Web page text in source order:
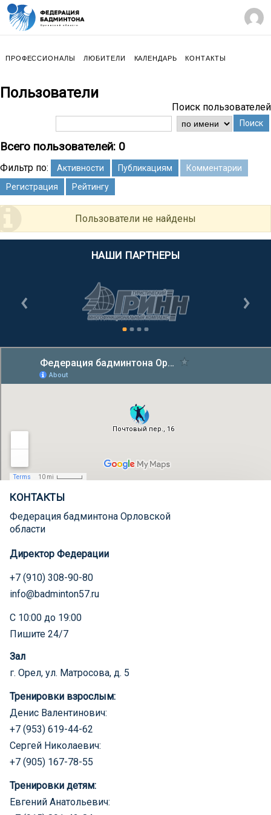
ПРОФЕССИОНАЛЫ ЛЮБИТЕЛИ КАЛЕНДАРЬ КОНТАКТЫ
Пользователи
Поиск пользователей
Поиск
Всего пользователей: 0
Фильтр по: Активности Публикациям
Комментарии
Регистрация
Рейтингу
Пользователи не найдены
НАШИ ПАРТНЕРЫ
КОНТАКТЫ
Федерация бадминтона Орловской
области
Директор Федерации
+7 (910) 308-90-80
info@badminton57.ru
С 10:00 до 19:00
Пишите 24/7
Зал
г. Орел, ул. Матросова, д. 5
Тренировки взрослым:
Денис Валентинович:
+7 (953) 619-44-62
Сергей Николаевич:
+7 (905) 167-78-55
Тренировки детям:
Евгений Анатольевич: